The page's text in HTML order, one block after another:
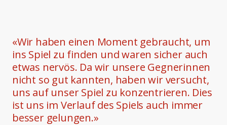
«Wir haben einen Moment gebraucht, um
ins Spiel zu finden und waren sicher auch
etwas nervös. Da wir unsere Gegnerinnen
nicht so gut kannten, haben wir versucht,
uns auf unser Spiel zu konzentrieren. Dies
ist uns im Verlauf des Spiels auch immer
besser gelungen.»